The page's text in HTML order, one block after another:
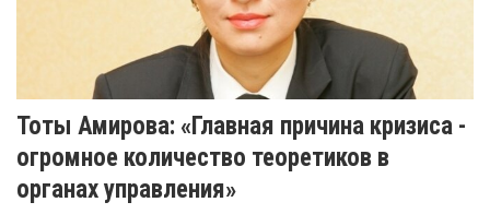
Тоты Амирова: «Главная причина кризиса -
огромное количество теоретиков в
органах управления»